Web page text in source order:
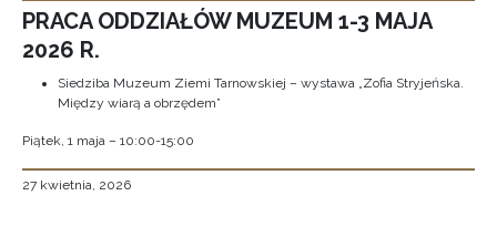
PRACA ODDZIAŁÓW MUZEUM 1-3 MAJA
2026 R.
Siedziba Muzeum Ziemi Tarnowskiej – wystawa „Zofia Stryjeńska.
Między wiarą a obrzędem”
Piątek, 1 maja – 10:00-15:00
27 kwietnia, 2026